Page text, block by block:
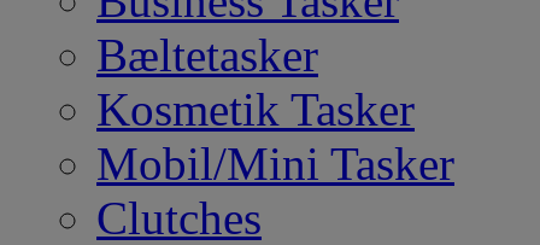
Bæltetasker
Kosmetik Tasker
Mobil/Mini Tasker
Clutches